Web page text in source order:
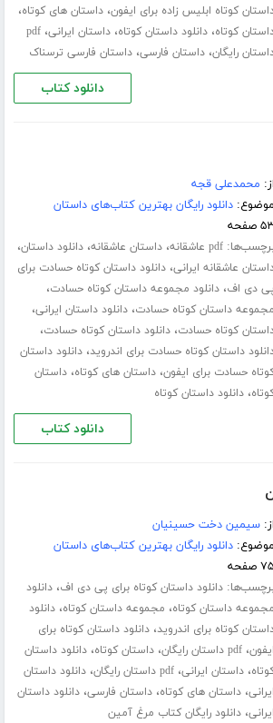
کوتاه ابلیس زاده برای ایفون،داستان های کوتاه،
کوتاه،دانلود داستان کوتاه،داستان ایرانی،pdf
رایگان،داستان فارسی،داستان فارسی ترسناک
دانلود کتاب
از: محمدعلی قجه
موضوع:دانلود رایگان بهترین کتاب‌های داستان
صفحه
pdf عاشقانه ،داستان عاشقانه،دانلود داستان،
عاشقانه ایرانی،دانلود داستان کوتاه حسادت برای
پی دی اف،دانلود مجموعه داستان کوتاه حسادت،
مجموعه داستان کوتاه حسادت،دانلود داستان ایرانی،
کوتاه حسادت،دانلود داستان کوتاه حسادت،
داستان کوتاه حسادت برای اندروید،دانلود داستان
حسادت برای ایفون،داستان های کوتاه،داستان
،دانلود داستان کوتاه
دانلود کتاب
از:سیمین دخت حسینیان
موضوع:دانلود رایگان بهترین کتاب‌های داستان
۷۵ صفحه
دانلود داستان کوتاه برای پی دی اف،دانلود
مجموعه داستان کوتاه، مجموعه داستان کوتاه،دانلود
کوتاه برای اندروید،دانلود داستان کوتاه برای
ایفون،pdf داستان رایگان ،داستان کوتاه،دانلود داستان
،داستان ایرانی،pdf داستان رایگان ،دانلود داستان
ایرانی،داستان های کوتاه،داستان فارسی،دانلود داستان
ایرانی،دانلود رایگان کتاب مرغ آمین